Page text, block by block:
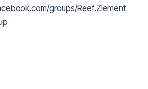
groups/Reef.Zlement